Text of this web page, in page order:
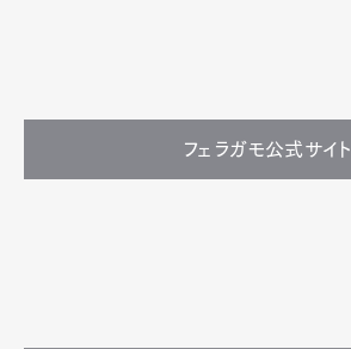
フェラガモ公式サイト